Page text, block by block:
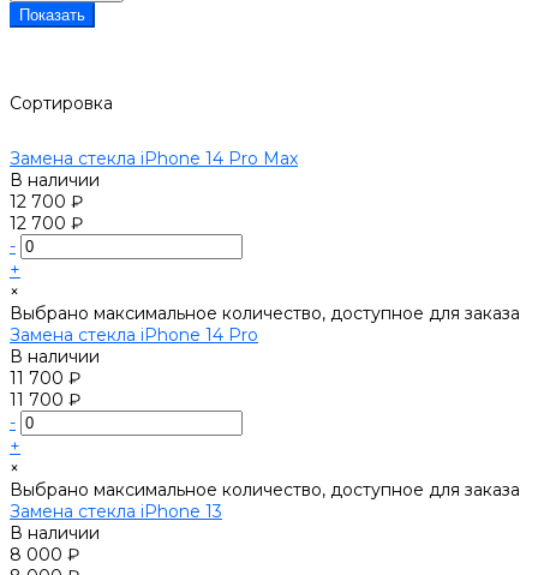
Показать
Сортировка
Замена стекла iPhone 14 Pro Max
В наличии
12 700 ₽
12 700 ₽
-
+
×
Выбрано максимальное количество, доступное для заказа
Замена стекла iPhone 14 Pro
В наличии
11 700 ₽
11 700 ₽
-
+
×
Выбрано максимальное количество, доступное для заказа
Замена стекла iPhone 13
В наличии
8 000 ₽